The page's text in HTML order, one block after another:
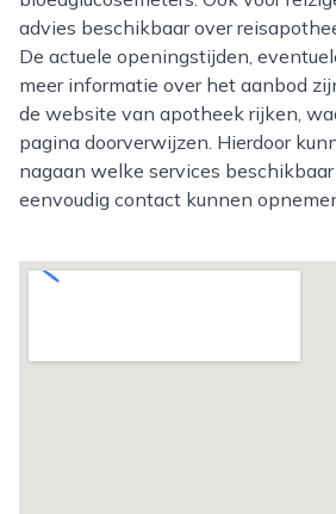
advies beschikbaar over
De actuele openingstijden,
meer informatie over het aanbod
de website van apotheek rijken,
pagina doorverwijzen. Hierdoor
nagaan welke services
eenvoudig contact kunnen